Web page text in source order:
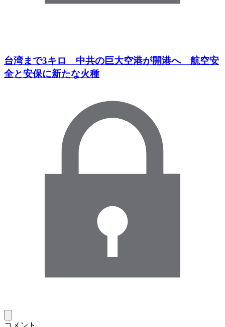
台湾まで3キロ 中共の巨大空港が開港へ 航空安
全と安保に新たな火種
コメント